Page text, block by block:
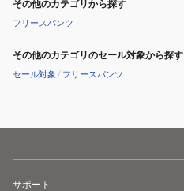
その他のカテゴリから探す
フリースパンツ
その他のカテゴリのセール対象から探す
セール対象 / フリースパンツ
サポート